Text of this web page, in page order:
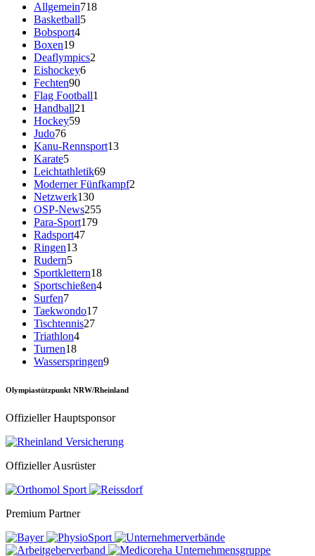
Allgemein718
Basketball5
Bobsport4
Boxen19
Deaflympics2
Eishockey6
Fechten90
Flag Football1
Handball21
Hockey59
Judo76
Kanu-Rennsport13
Karate5
Leichtathletik69
Moderner Fünfkampf2
Netzwerk130
OSP-News255
Para-Sport179
Radsport47
Ringen13
Rudern5
Sportklettern18
Sportschießen4
Surfen7
Taekwondo17
Tischtennis27
Triathlon4
Turnen18
Wasserspringen9
Olympiastützpunkt NRW/Rheinland
Offizieller Hauptsponsor
Offizieller Ausrüster
Premium Partner